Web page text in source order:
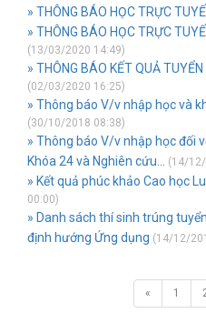
» THÔNG BÁO HỌC TRỰC
» THÔNG BÁO HỌC TRỰC
(13/03/2020 14:49)
» THÔNG BÁO KẾT QUẢ
(02/03/2020 16:25)
» Thông báo V/v nhập học và
(30/10/2018 08:38)
» Thông báo V/v nhập học đối
Khóa 24 và Nghiên cứu...
(14/
» Kết quả phúc khảo Cao học
00:00)
» Danh sách thí sinh trúng
định hướng Ứng dụng (14/12/
« 1